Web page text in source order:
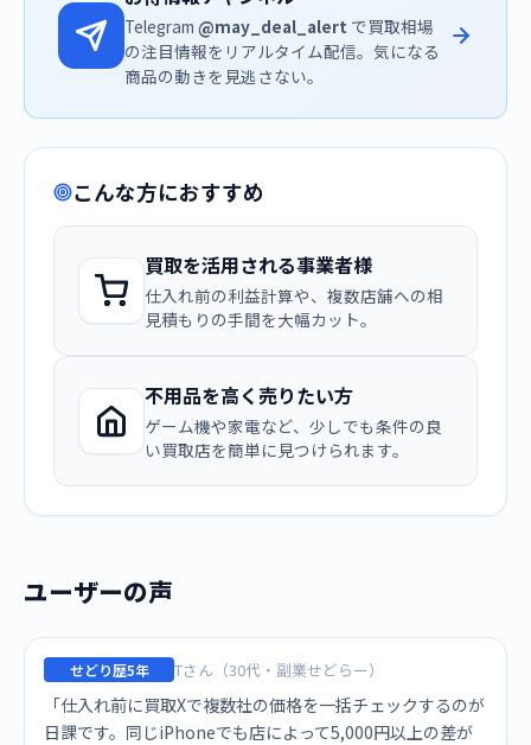
Telegram @may_deal_alert で買取相場
の注目情報をリアルタイム配信。気になる
商品の動きを見逃さない。
こんな方におすすめ
買取を活用される事業者様
仕入れ前の利益計算や、複数店舗への相
見積もりの手間を大幅カット。
不用品を高く売りたい方
ゲーム機や家電など、少しでも条件の良
い買取店を簡単に見つけられます。
ユーザーの声
せどり歴5年 Tさん（30代・副業せどらー）
「仕入れ前に買取Xで複数社の価格を一括チェックするのが
日課です。同じiPhoneでも店によって5,000円以上の差が